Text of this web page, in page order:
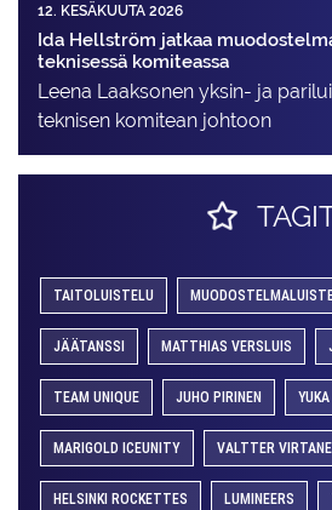
12. KESÄKUUTA 2026
Ida Hellström jatkaa
teknisessä komiteassa
Leena Laaksonen yksin- ja
teknisen komitean johtoon
TAITOLUISTELU
JÄÄTANSSI MATTHIAS VERSLUIS
TEAM UNIQUE JUHO PIRINEN
MARIGOLD ICEUNITY VALTTER
HELSINKI ROCKETTES LUMINEERS